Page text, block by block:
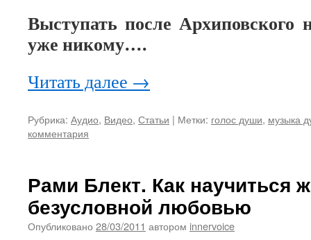
Выступать после Архиповского
уже никому….
Читать далее →
Рубрика: Аудио, Видео, Статьи | Метки: голос души, музыка
комментария
Рами Блект. Как научиться
безусловной любовью
Опубликовано 28/03/2011 автором innervoice